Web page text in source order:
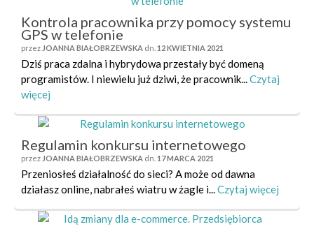
Kontrola pracownika przy pomocy systemu
GPS w telefonie
przez JOANNA BIAŁOBRZEWSKA dn. 12 KWIETNIA 2021
Dziś praca zdalna i hybrydowa przestały być domeną
programistów. I niewielu już dziwi, że pracownik... Czytaj
więcej
Regulamin konkursu internetowego
przez JOANNA BIAŁOBRZEWSKA dn. 17 MARCA 2021
Przeniosłeś działalność do sieci? A może od dawna
działasz online, nabrałeś wiatru w żagle i... Czytaj więcej